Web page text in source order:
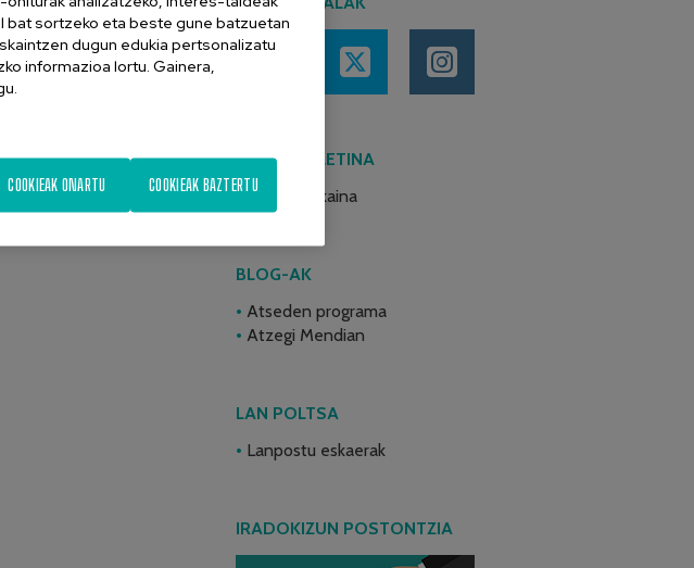
AZKEN BULETINA
2026ko ekaina
BLOG-AK
Atseden programa
Atzegi Mendian
LAN POLTSA
Lanpostu eskaerak
IRADOKIZUN POSTONTZIA
bat sortzeko eta beste gune batzuetan
dugun edukia pertsonalizatu
informazioa lortu. Gainera,
COOKIEAK BAZTERTU
COOKIEAK ONARTU